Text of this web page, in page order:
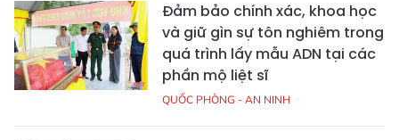
Đảm bảo chính xác, khoa học
và giữ gìn sự tôn nghiêm trong
quá trình lấy mẫu ADN tại các
phần mộ liệt sĩ
QUỐC PHÒNG - AN NINH